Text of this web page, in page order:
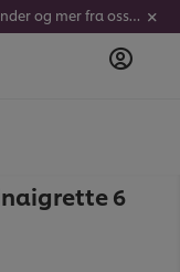
Vil du få nye oppskrifter, inspirasjon og trender og mer fra oss? Meld deg på vårt nyhetsbrev her!
6